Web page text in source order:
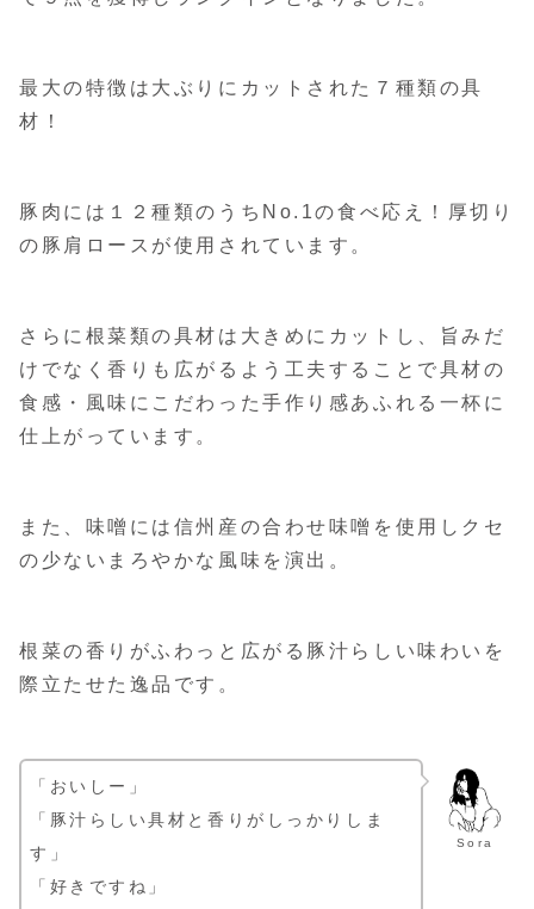
最大の特徴は大ぶりにカットされた７種類の具
材！
豚肉には１２種類のうちNo.1の食べ応え！厚切り
の豚肩ロースが使用されています。
さらに根菜類の具材は大きめにカットし、旨みだ
けでなく香りも広がるよう工夫することで具材の
食感・風味にこだわった手作り感あふれる一杯に
仕上がっています。
また、味噌には信州産の合わせ味噌を使用しクセ
の少ないまろやかな風味を演出。
根菜の香りがふわっと広がる豚汁らしい味わいを
際立たせた逸品です。
Sora
「おいしー」
「豚汁らしい具材と香りがしっかりしま
す」
「好きですね」